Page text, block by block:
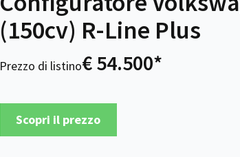
(150cv) R-Line Plus
Prezzo di listino€ 54.500*
Scopri il prezzo